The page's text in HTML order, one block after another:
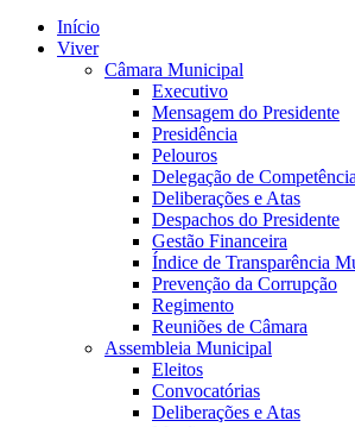
Início
Viver
Câmara Municipal
Executivo
Mensagem do Presidente
Presidência
Pelouros
Delegação de
Deliberações e Atas
Despachos do Presidente
Gestão Financeira
Índice de Transparência
Prevenção da Corrupção
Regimento
Reuniões de Câmara
Assembleia Municipal
Eleitos
Convocatórias
Deliberações e Atas